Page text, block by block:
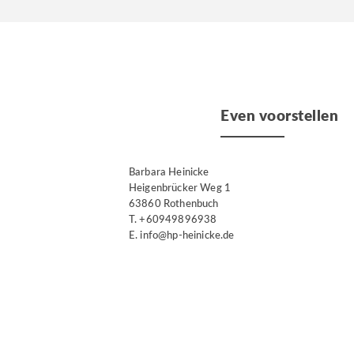
Even voorstellen
Barbara Heinicke
Heigenbrücker Weg 1
63860 Rothenbuch
T. +60949896938
E. info@hp-heinicke.de